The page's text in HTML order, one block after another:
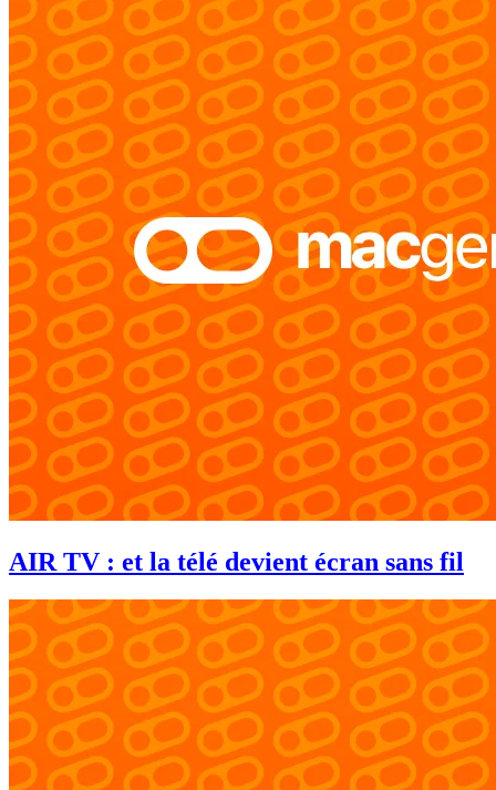
AIR TV : et la télé devient écran sans fil